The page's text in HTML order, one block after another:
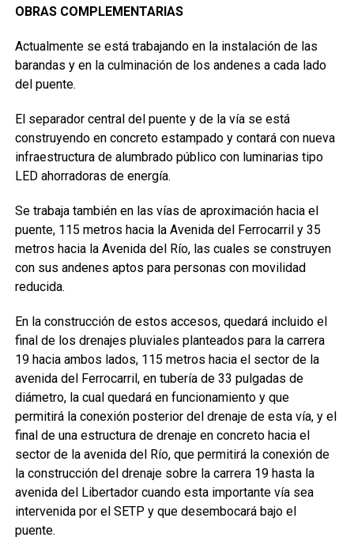
OBRAS COMPLEMENTARIAS
Actualmente se está trabajando en la instalación de las
barandas y en la culminación de los andenes a cada lado
del puente.
El separador central del puente y de la vía se está
construyendo en concreto estampado y contará con nueva
infraestructura de alumbrado público con luminarias tipo
LED ahorradoras de energía.
Se trabaja también en las vías de aproximación hacia el
puente, 115 metros hacia la Avenida del Ferrocarril y 35
metros hacia la Avenida del Río, las cuales se construyen
con sus andenes aptos para personas con movilidad
reducida.
En la construcción de estos accesos, quedará incluido el
final de los drenajes pluviales planteados para la carrera
19 hacia ambos lados, 115 metros hacia el sector de la
avenida del Ferrocarril, en tubería de 33 pulgadas de
diámetro, la cual quedará en funcionamiento y que
permitirá la conexión posterior del drenaje de esta vía, y el
final de una estructura de drenaje en concreto hacia el
sector de la avenida del Río, que permitirá la conexión de
la construcción del drenaje sobre la carrera 19 hasta la
avenida del Libertador cuando esta importante vía sea
intervenida por el SETP y que desembocará bajo el
puente.